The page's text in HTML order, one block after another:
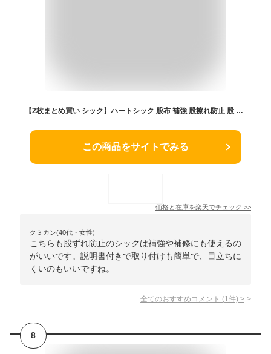
【2枚まとめ買い シック】ハートシック 股布 補強 股擦れ防止 股 補修 股ずれ ハートシック
この商品をサイトでみる
価格と在庫を楽天でチェック >>
クミカン(40代・女性)
こちらも股ずれ防止のシックは補強や補修にも使えるの
がいいです。説明書付きで取り付けも簡単で、目立ちに
くいのもいいですね。
全てのおすすめコメント (1 件) >
8